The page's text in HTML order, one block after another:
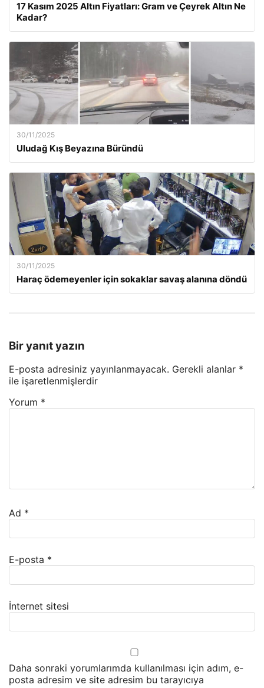
17 Kasım 2025 Altın Fiyatları: Gram ve Çeyrek Altın Ne
Kadar?
30/11/2025
Uludağ Kış Beyazına Büründü
30/11/2025
Haraç ödemeyenler için sokaklar savaş alanına döndü
Bir yanıt yazın
E-posta adresiniz yayınlanmayacak. Gerekli alanlar *
ile işaretlenmişlerdir
Yorum *
Ad *
E-posta *
İnternet sitesi
Daha sonraki yorumlarımda kullanılması için adım, e-
posta adresim ve site adresim bu tarayıcıya